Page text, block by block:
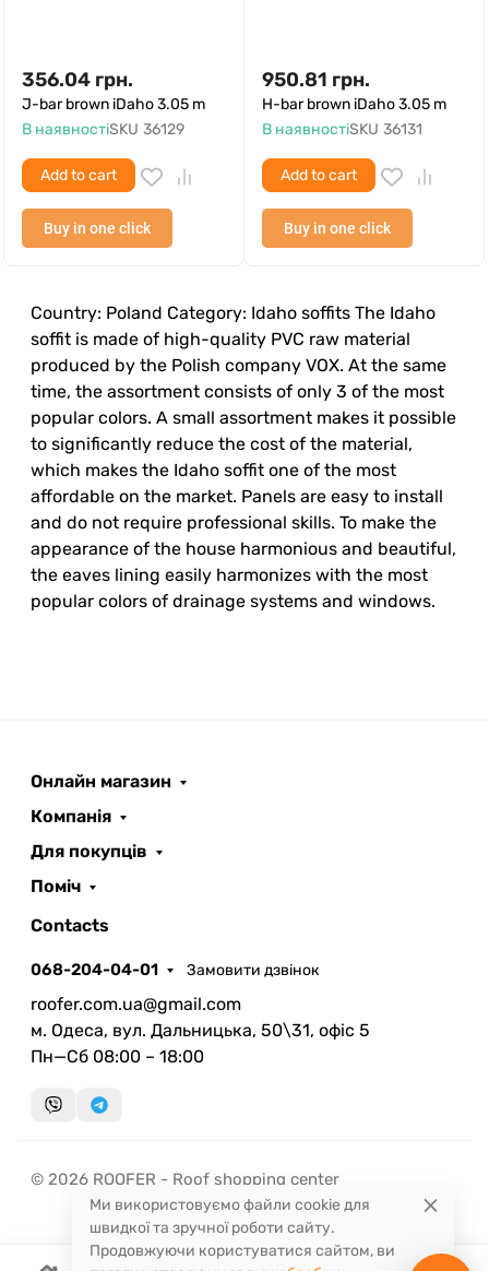
356.04 грн.
J-bar brown iDaho 3.05 m
В наявностіSKU 36129
Add to cart
Buy in one click
950.81 грн.
H-bar brown iDaho 3.05 m
В наявностіSKU 36131
Add to cart
Buy in one click
Country: Poland Category: Idaho soffits The Idaho
soffit is made of high-quality PVC raw material
produced by the Polish company VOX. At the same
time, the assortment consists of only 3 of the most
popular colors. A small assortment makes it possible
to significantly reduce the cost of the material,
which makes the Idaho soffit one of the most
affordable on the market. Panels are easy to install
and do not require professional skills. To make the
appearance of the house harmonious and beautiful,
the eaves lining easily harmonizes with the most
popular colors of drainage systems and windows.
Онлайн магазин
Компанія
Для покупців
Поміч
Contacts
068-204-04-01 Замовити дзвінок
roofer.com.ua@gmail.com
м. Одеса, вул. Дальницька, 50\31, офіс 5
Пн—Сб 08:00 – 18:00
© 2026 ROOFER - Roof shopping center
Ми використовуємо файли cookie для
швидкої та зручної роботи сайту.
Продовжуючи користуватися сайтом, ви
AI помічник
Запланувати дзвінок
Швидка консультація